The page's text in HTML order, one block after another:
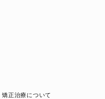
矯正治療について